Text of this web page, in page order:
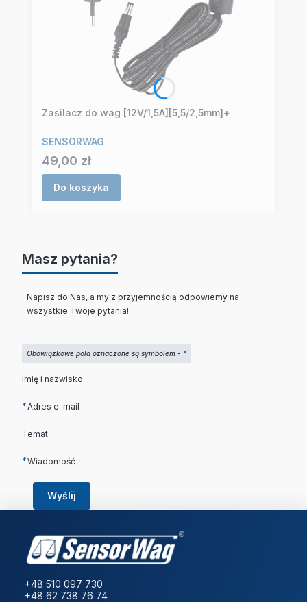
Zasilacz do wag [12V/1,5A][5,5/2,5mm]+
SENSORWAG
Cena
49,00 zł
Do koszyka
Masz pytania?
Napisz do Nas, a my z przyjemnością odpowiemy na
wszystkie Twoje pytania!
Obowiązkowe pola oznaczone są symbolem - *
Imię i nazwisko
* Adres e-mail
Temat
*Wiadomość
Wyślij
+48 510 097 730
+48 62 738 76 74